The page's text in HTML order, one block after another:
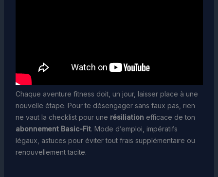
Chaque aventure fitness doit, un jour, laisser place à une
nouvelle étape. Pour te désengager sans faux pas, rien
ne vaut la checklist pour une résiliation efficace de ton
abonnement Basic-Fit. Mode d’emploi, impératifs
légaux, astuces pour éviter tout frais supplémentaire ou
renouvellement tacite.